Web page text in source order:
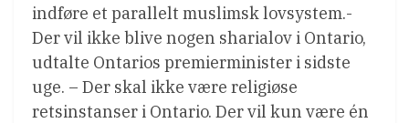
indføre et parallelt muslimsk lovsystem.-
Der vil ikke blive nogen sharialov i Ontario,
udtalte Ontarios premierminister i sidste
uge. – Der skal ikke være religiøse
retsinstanser i Ontario. Der vil kun være én